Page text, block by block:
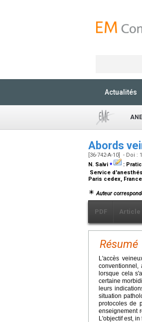
Actualités
Abords
[36-742-A-10] - Doi :
N. Salvi ⁎ :
Service
Paris cedex, France
Auteur
PDF Article
Résumé
L'accès
conventionnel,
lorsque cela
certaine
leurs
situation
protocoles de
enseignement
L'objectif est,